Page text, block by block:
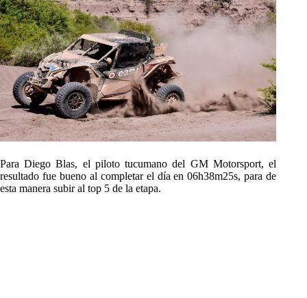
Para Diego Blas, el piloto tucumano del GM Motorsport, el
resultado fue bueno al completar el día en 06h38m25s, para de
esta manera subir al top 5 de la etapa.